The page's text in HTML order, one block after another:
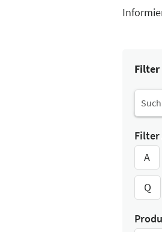
Filter
Filter
A
Q